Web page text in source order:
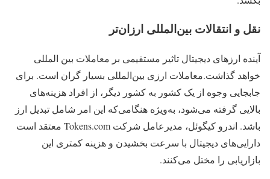
نقل و انتقالات بین‌المللی ارزان‌تر
آینده ارزهای دیجیتال تاثیر مستقیمی بر معاملات بین المللی
خواهد گذاشت.معاملات ارزی بین‌المللی بسیار گران است. برای
جابجایی وجوه از یک کشور به کشور دیگر، از افراد هزینه‌های
بالایی گرفته می‌شود، به‌ویژه هنگامی‌که این امر شامل تبدیل ارز
باشد. اندرو کیگوئل، مدیرعامل شرکت Tokens.com معتقد است
دارایی‌های دیجیتال با سرعت بخشیدن و هزینه کمتری این
بازاریابی را مختل می‌کنند.